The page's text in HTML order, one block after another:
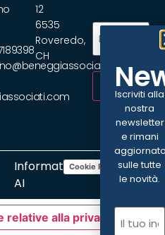
12
6535
Roveredo,
CH
Email
ISCRIVITI
Informativa
AI
Cookie PolicyPrivacy Policy
alla privacy
Iscriviti alla
nostra
newsletter
e rimani
sulle tutte
le novità.
Email